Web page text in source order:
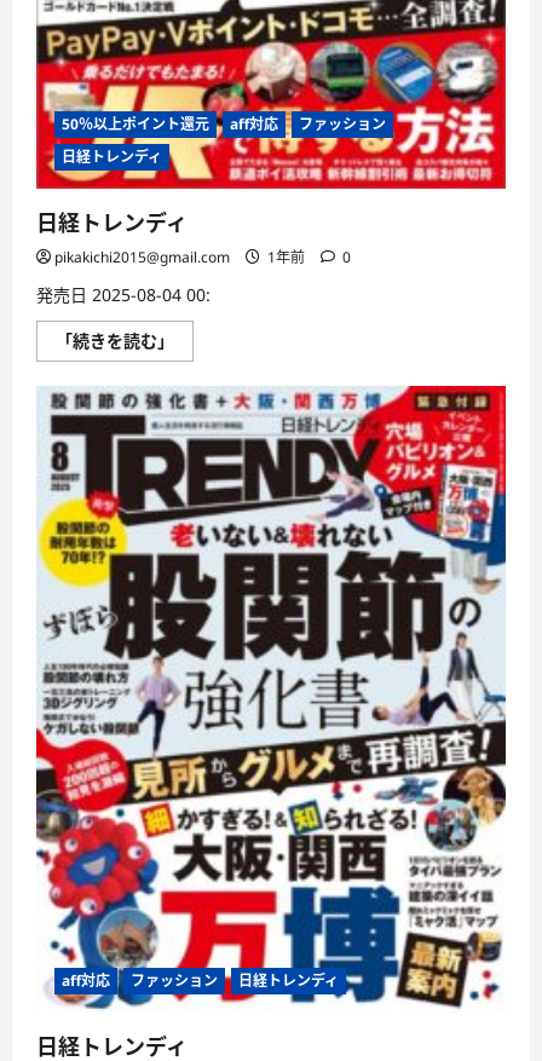
50％以上ポイント還元 aff対応
ファッション
日経トレンディ
日経トレンディ
pikakichi2015@gmail.com 1年前 0
発売日 2025-08-04 00:
「続きを読む」
経
レ
ン
デ
ィ
に
つ
い
て
さ
ら
に
読
む
aff対応 ファッション 日経トレンディ
日経トレンディ